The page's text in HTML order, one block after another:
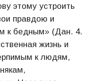
этому устроить
правдою и
к бедным» (Дан. 4.
жизнь и
к людям,